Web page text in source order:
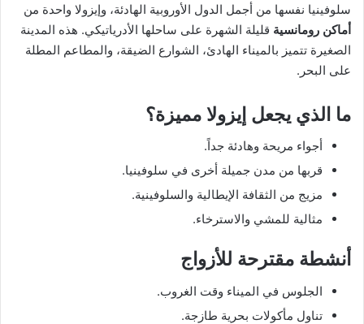
سلوفينيا نفسها من أجمل الدول الأوروبية الهادئة، وإيزولا واحدة من
أماكن رومانسية قليلة الشهرة على ساحلها الأدرياتيكي. هذه المدينة
الصغيرة تتميز بالميناء الهادئ، الشوارع الضيقة، والمطاعم المطلة
على البحر.
ما الذي يجعل إيزولا مميزة؟
أجواء مريحة وهادئة جداً.
قربها من مدن جميلة أخرى في سلوفينيا.
مزيج من الثقافة الإيطالية والسلوفينية.
مثالية للمشي والاسترخاء.
أنشطة مقترحة للأزواج
الجلوس في الميناء وقت الغروب.
تناول مأكولات بحرية طازجة.